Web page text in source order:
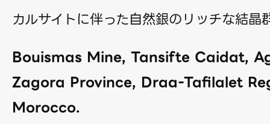
カルサイトに伴った自然銀のリッチな結晶
Bouismas Mine, Tansifte Caidat,
Zagora Province, Draa-Tafilalet
Morocco.